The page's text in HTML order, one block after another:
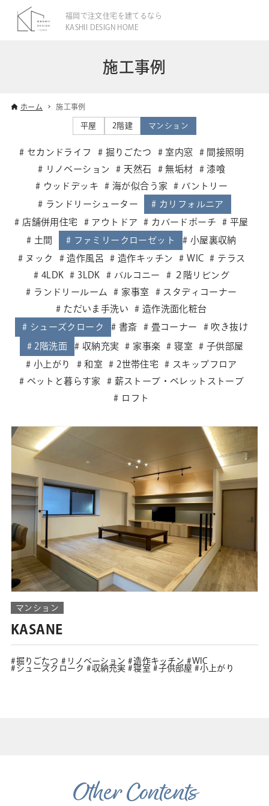
福岡で注文住宅を建てるなら
KASHII DESIGN HOME
施工事例
ホーム 施工事例
平屋 2階建 マンション
セカンドライフ 掘りごたつ 室内窓
間接照明
リノベーション
天然石 無垢材
漆喰
ウッドデッキ
海が似合う家
パントリー
ランドリーシューター
カリフォルニア
店舗併用住宅
アウトドア カバードポーチ
平屋
土間
ファミリークローゼット
小屋裏収納
ヌック
造作風呂 造作キッチン WIC
テラス
4LDK
3LDK バルコニー
２階リビング
ランドリールーム
家事室
スタディコーナー
ただいま手洗い
造作洗面化粧台
シューズクローク
書斎 畳コーナー 吹き抜け
2階洗面 収納充実 家事楽 寝室
子供部屋
小上がり
和室 2世帯住宅
スキップフロア
ペットと暮らす家
薪ストーブ・ペレットストーブ
ロフト
マンション
KASANE
掘りごたつ リノベーション 造作キッチン
WIC
シューズクローク
収納充実 寝室 子供部屋 小上がり
Other Contents